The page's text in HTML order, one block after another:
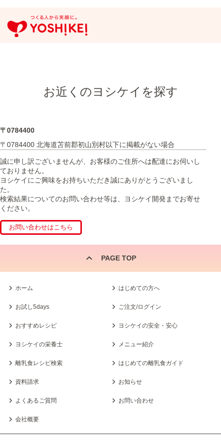
お近くのヨシケイを探す
〒0784400
〒0784400 北海道苫前郡初山別村以下に掲載がない場合
誠に申し訳ございませんが、お客様のご住所へは配達にお伺いし
ておりません。
ヨシケイにご興味をお持ちいただき誠にありがとうございまし
た。
検索結果についてのお問い合わせ等は、ヨシケイ開発までお寄せ
ください。
PAGE TOP
ホーム はじめての方へ
お試し5days ご注文/ログイン
おすすめレシピ ヨシケイの安全・安心
ヨシケイの栄養士 メニュー紹介
離乳食レシピ検索 はじめての離乳食ガイド
資料請求 お知らせ
よくあるご質問 お問い合わせ
会社概要